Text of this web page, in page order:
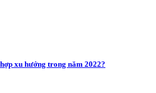
xu hướng trong năm 2022?